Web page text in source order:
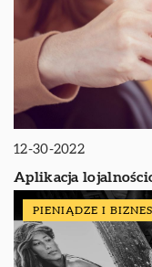
12-30-2022
Aplikacja
PIENIĄDZE I BIZNES